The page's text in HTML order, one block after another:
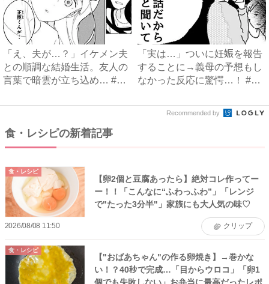
「え、夫が…？」イケメン夫
との順調な結婚生活。友人の
言葉で暗雲が立ち込め… #
「実は…」ついに妊娠を報告
することに→義母の予想もし
なかった反応に驚愕…！ #
Recommended by
食・レシピの新着記事
食・レシピ
【卵2個と豆腐あったら】絶対コレ作ってー
ー！！「こんなに“ふわっふわ”」「レンジ
で"たった3分半"」家族にも大人気の味♡
2026/08/08 11:50 クリップ
食・レシピ
【"おばあちゃん"の作る卵焼き】→巻かな
い！？40秒で完成…「目からウロコ」「卵1